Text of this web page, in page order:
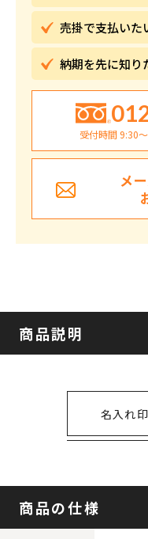
売掛で支払いた
納期を先に知り
受付時間 9:30
メ
商品説明
名入れ
商品の仕様